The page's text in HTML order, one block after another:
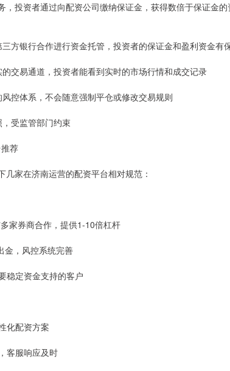
，投资者通过向配资公司缴纳保证金，获得数倍于保证金
方银行合作进行资金托管，投资者的保证金和盈利资金有
交易通道，投资者能看到实时的市场行情和成交记录
控体系，不会随意强制平仓或修改交易规则
受监管部门约束
荐
家在济南运营的配资平台相对规范：
家券商合作，提供1-10倍杠杆
金，风控系统完善
稳定资金支持的客户
化配资方案
客服响应及时